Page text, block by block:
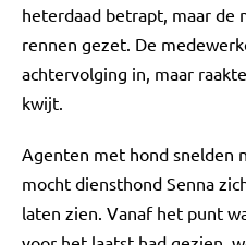
heterdaad betrapt, maar de
rennen gezet. De
achtervolging in, maar
kwijt.
Agenten met hond snelden
mocht diensthond Senna
laten zien. Vanaf het punt